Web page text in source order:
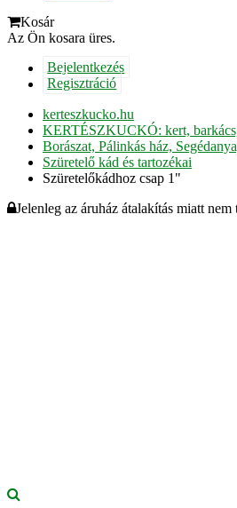
Kosár
Az Ön kosara üres.
Bejelentkezés
Regisztráció
kerteszkucko.hu
KERTÉSZKUCKÓ: kert,
Borászat, Pálinkás ház,
Szüretelő kád és tartozékai
Szüretelőkádhoz csap 1"
Jelenleg az áruház átalakítás miatt